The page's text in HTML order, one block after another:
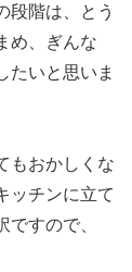
段階は、とう
め、ぎんな
たいと思いま
もおかしくな
ッチンに立て
すので、